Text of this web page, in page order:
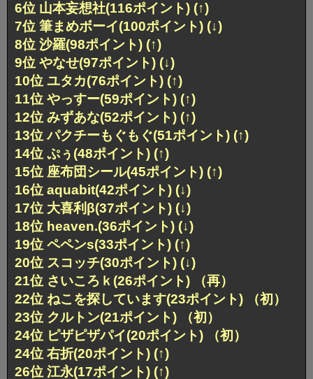
6位 山本妄想社(116ポイント) (↑)
7位 筆まめボーイ(100ポイント) (↓)
8位 沙羅(98ポイント) (↑)
9位 やなせ(97ポイント) (↓)
10位 ユタカ(76ポイント) (↑)
11位 やっすー(59ポイント) (↑)
12位 みずあな(52ポイント) (↑)
13位 パクチーもぐもぐ(51ポイント) (↑)
14位 ぷぅ(48ポイント) (↑)
15位 座布団シール(45ポイント) (↑)
16位 aquabit(42ポイント) (↓)
17位 大喜利β(37ポイント) (↓)
18位 heaven.(36ポイント) (↓)
19位 ペペンs(33ポイント) (↑)
20位 スコッチ(30ポイント) (↓)
21位 さいころｋ(26ポイント) （再）
22位 ねこを探しています(23ポイント) （初）
23位 クルトン(21ポイント) （初）
24位 ピザピザパイ(20ポイント) （初）
24位 右折(20ポイント) (↑)
26位 江永(17ポイント) (↑)